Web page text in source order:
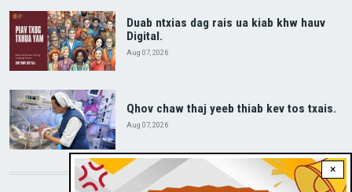
×
Duab ntxias dag rais ua kiab khw hauv
Digital.
Aug 07, 2026
Qhov chaw thaj yeeb thiab kev tos txais.
Aug 07, 2026
DOWNLOAD RVA APP